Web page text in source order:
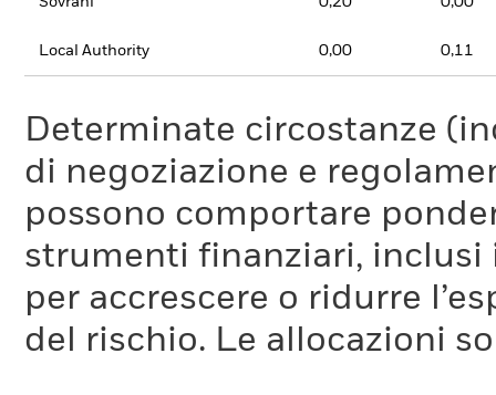
Local Authority 0,00 0,11
Determinate circostanze
di negoziazione e
possono comportare
strumenti finanziari, inclusi
per accrescere o ridurre
del rischio. Le allocazioni